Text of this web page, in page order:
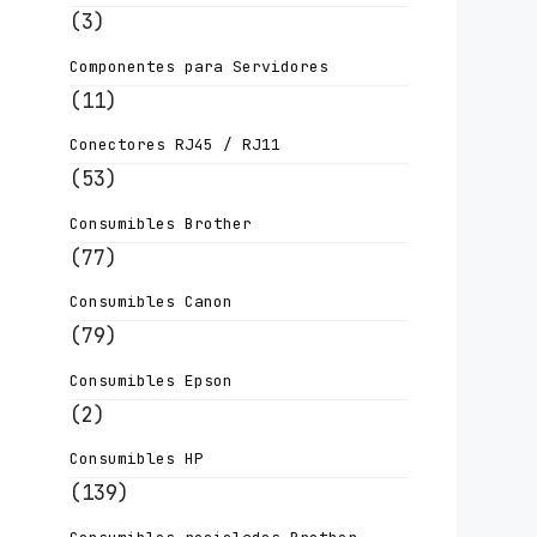
(3)
Componentes para Servidores
(11)
Conectores RJ45 / RJ11
(53)
Consumibles Brother
(77)
Consumibles Canon
(79)
Consumibles Epson
(2)
Consumibles HP
(139)